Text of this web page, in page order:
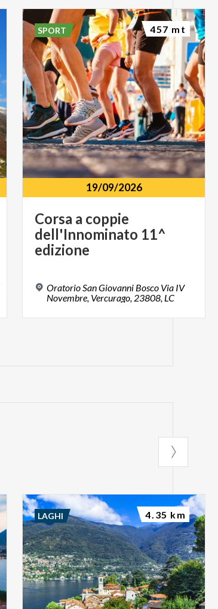
19/09/2026
Corsa a coppie
dell'Innominato 11^
edizione
Oratorio San Giovanni Bosco Via IV
Novembre, Vercurago, 23808, LC
SPORT 457 mt
LAGHI 4.35 km